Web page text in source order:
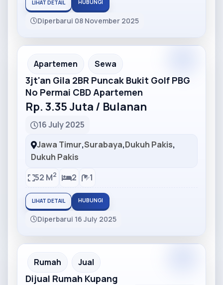
LIHAT DETAIL HUBUNGI
Diperbarui 08 November 2025
Partner Ad
Apartemen Sewa
3jt'an Gila 2BR Puncak Bukit Golf PBG
No Permai CBD Apartemen
Rp. 3.35 Juta / Bulanan
16 July 2025
Jawa Timur,Surabaya,Dukuh Pakis,
Dukuh Pakis
52 M2 2 1
LIHAT DETAIL HUBUNGI
Diperbarui 16 July 2025
Partner Ad
Rumah Jual
Dijual Rumah Kupang